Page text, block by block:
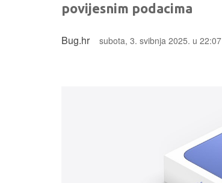
povijesnim podacima
Bug.hr subota, 3. svibnja 2025. u 22:07